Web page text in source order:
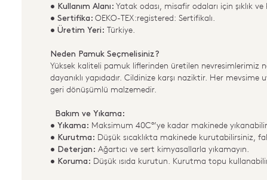
• Kullanım Alanı: Yatak odası, misafir odaları için şıklık
• Sertifika: OEKO-TEX:registered: Sertifikalı.
• Üretim Yeri: Türkiye.
Neden Pamuk Seçmelisiniz?
Yüksek kaliteli pamuk liflerinden üretilen nevresimlerimiz
dayanıklı yapıdadır. Cildinize karşı naziktir. Her mevsime
geri dönüşümlü malzemedir.
Bakım ve Yıkama:
• Yıkama: Maksimum 40C°’ye kadar makinede
• Kurutma: Düşük sıcaklıkta makinede kurutabilirsiniz,
• Deterjan: Ağartıcı ve sert kimyasallarla yıkamayın.
• Koruma: Düşük ısıda kurutun. Kurutma topu